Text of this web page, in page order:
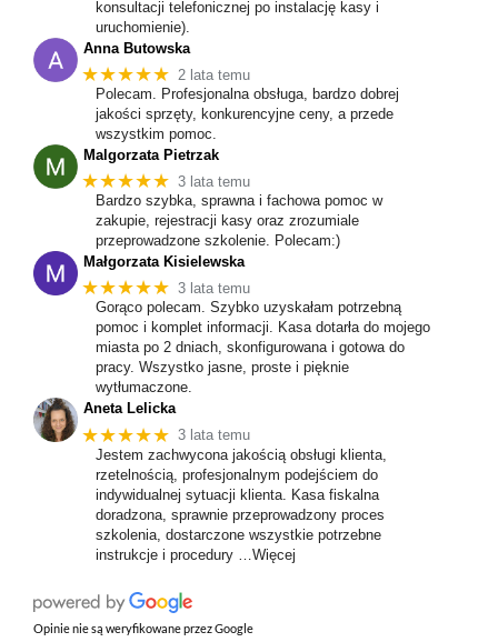
konsultacji telefonicznej po instalację kasy i
uruchomienie).
Anna Butowska
★★★★★ 2 lata temu
Polecam. Profesjonalna obsługa, bardzo dobrej
jakości sprzęty, konkurencyjne ceny, a przede
wszystkim pomoc.
Malgorzata Pietrzak
★★★★★ 3 lata temu
Bardzo szybka, sprawna i fachowa pomoc w
zakupie, rejestracji kasy oraz zrozumiale
przeprowadzone szkolenie. Polecam:)
Małgorzata Kisielewska
★★★★★ 3 lata temu
Gorąco polecam. Szybko uzyskałam potrzebną
pomoc i komplet informacji. Kasa dotarła do mojego
miasta po 2 dniach, skonfigurowana i gotowa do
pracy. Wszystko jasne, proste i pięknie
wytłumaczone.
Aneta Lelicka
★★★★★ 3 lata temu
Jestem zachwycona jakością obsługi klienta,
rzetelnością, profesjonalnym podejściem do
indywidualnej sytuacji klienta. Kasa fiskalna
doradzona, sprawnie przeprowadzony proces
szkolenia, dostarczone wszystkie potrzebne
instrukcje i procedury …Więcej
Opinie nie są weryfikowane przez Google